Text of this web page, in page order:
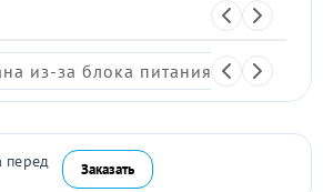
из-за блока питания
перед Заказать